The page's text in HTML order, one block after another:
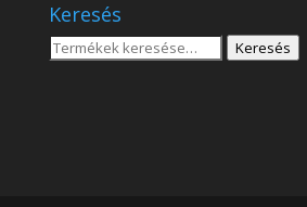
Keresés
Keresés
Keresés